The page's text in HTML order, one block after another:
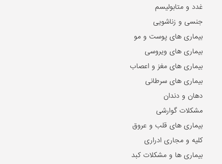
غدد و متابولیسم
جنسی و زناشویی
بیماری های پوست و مو
بیماری های ویروسی
بیماری های مغز و اعصاب
بیماری های سرطانی
دهان و دندان
مشکلات گوارشی
بیماری های قلب و عروق
کلیه و مجاری ادراری
بیماری ها و مشکلات کبد